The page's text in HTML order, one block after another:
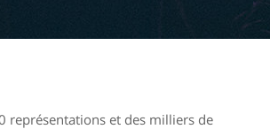
représentations et des milliers de